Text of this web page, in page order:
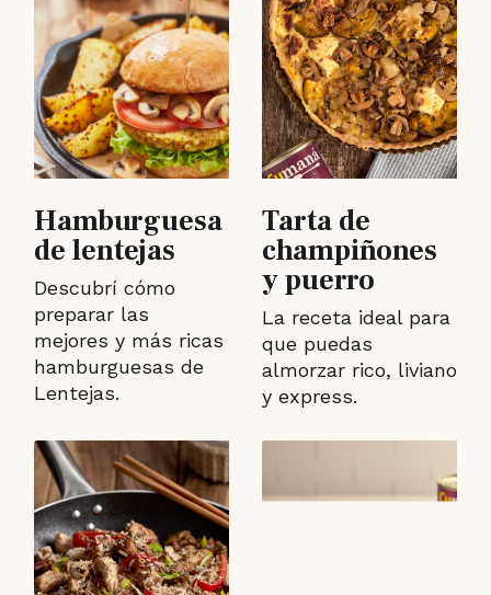
Hamburguesa
de lentejas
Descubrí cómo
preparar las
mejores y más ricas
hamburguesas de
Lentejas.
Tarta de
champiñones
y puerro
La receta ideal para
que puedas
almorzar rico, liviano
y express.